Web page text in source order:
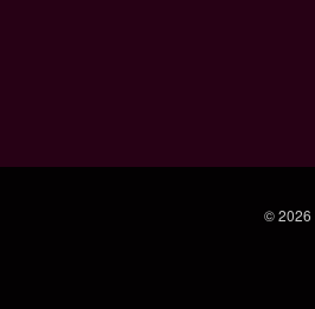
© 2026